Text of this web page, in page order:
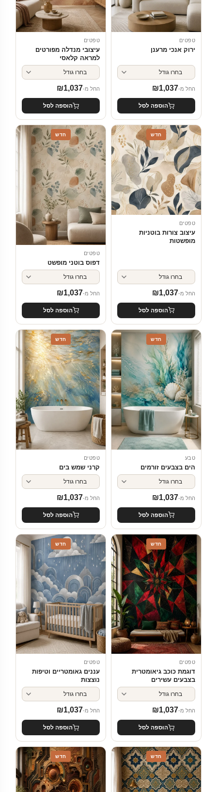
טפטים
ירוק אנכי מרענן
החל מ- ₪1,037
הוספה לסל
טפטים
עיצובי מנדלה מפורטים
למראה קלאסי
החל מ- ₪1,037
הוספה לסל
חדש
טפטים
עיצוב צורות בוטניות
מופשטות
החל מ- ₪1,037
הוספה לסל
חדש
טפטים
דפוס בוטני מופשט
החל מ- ₪1,037
הוספה לסל
חדש
טבע
הים בצבעים זורמים
החל מ- ₪1,037
הוספה לסל
חדש
טפטים
קרני שמש בים
החל מ- ₪1,037
הוספה לסל
חדש
טפטים
דוגמת כוכב גיאומטרית
בצבעים עשירים
החל מ- ₪1,037
הוספה לסל
חדש
טפטים
עננים גאומטריים וטיפות
נוצצות
החל מ- ₪1,037
הוספה לסל
חדש חדש